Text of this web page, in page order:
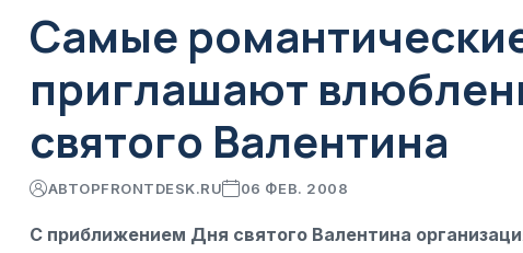
Самые
приглашают
святого Валентина
АВТОРFRONTDESK.RU 06 ФЕВ. 2008
С приближением Дня святого Валентина